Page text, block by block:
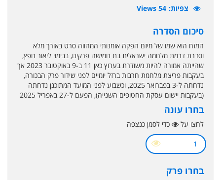
צפיות 54 Views
סיכום הסדרה
המזח הוא שמו של מיזם הפקה אומנותי המהווה סרט באורך מלא
וסדרת דרמת מלחמה ישראלית בת חמישה פרקים, בבימוי ליאור חפץ,
שהייתה אמורה להיות משודרת בערוץ כאן 11 ב-9 באוקטובר 2023 אך
בעקבות פריצת מלחמת חרבות ברזל יומיים לפני שידור פרק הבכורה,
נדחתה ל-3 בפברואר 2025, וכשבוע לפני המועד המתוכנן נדחתה
(בעקבות יישום עסקת החטופים השנייה), הפעם ל-27 באפריל 2025
בחרו עונה
לחצו על כדי לסמן כנצפה
1
בחרו פרק